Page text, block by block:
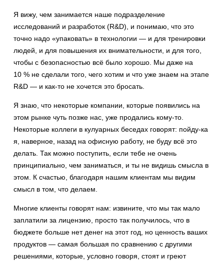
Я вижу, чем занимается наше подразделение
исследований и разработок (R&D), и понимаю, что это
точно надо «упаковать» в технологии — и для тренировки
людей, и для повышения их внимательности, и для того,
чтобы с безопасностью всё было хорошо. Мы даже на
10 % не сделали того, чего хотим и что уже знаем на этапе
R&D — и как-то не хочется это бросать.
Я знаю, что некоторые компании, которые появились на
этом рынке чуть позже нас, уже продались кому-то.
Некоторые коллеги в кулуарных беседах говорят: пойду-ка
я, наверное, назад на офисную работу, не буду всё это
делать. Так можно поступить, если тебе не очень
принципиально, чем заниматься, и ты не видишь смысла в
этом. К счастью, благодаря нашим клиентам мы видим
смысл в том, что делаем.
Многие клиенты говорят нам: извините, что мы так мало
заплатили за лицензию, просто так получилось, что в
бюджете больше нет денег на этот год, но ценность ваших
продуктов — самая большая по сравнению с другими
решениями, которые, условно говоря, стоят и греют